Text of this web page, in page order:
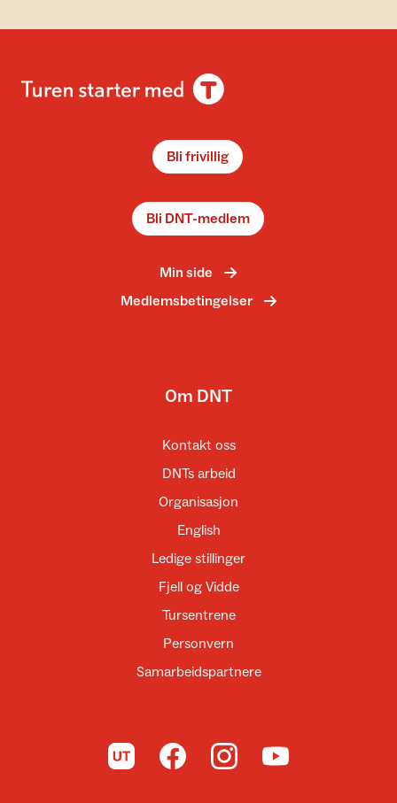
Bli frivillig
Bli DNT-medlem
Min side
Medlemsbetingelser
Om DNT
Kontakt oss
DNTs arbeid
Organisasjon
English
Ledige stillinger
Fjell og Vidde
Tursentrene
Personvern
Samarbeidspartnere
Til UT.no Til DNT på Facebook
Til DNT på Instagram
Til DNT på YouTube